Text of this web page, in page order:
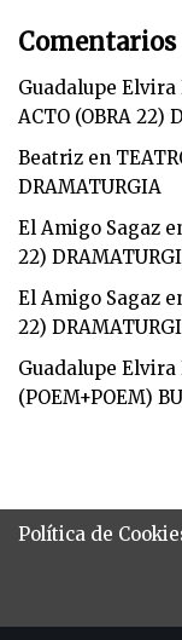
Guadalupe Elvira
ACTO (OBRA 22)
Beatriz en
DRAMATURGIA
El Amigo Sagaz
22)
El Amigo Sagaz
22)
Guadalupe Elvira
(POEM+POEM)
Política de